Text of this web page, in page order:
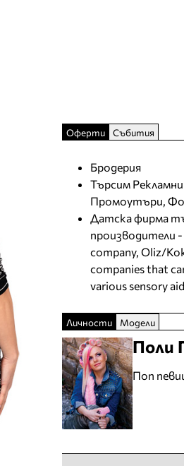
Оферти Събития
Бродерия
Търсим
Промоутъри,
Датска фирма
производители -
company, Oliz/
companies that
various sensory
Личности Модели
Поли
Поп